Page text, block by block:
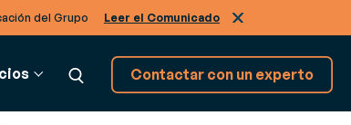
del Grupo Leer el Comunicado
Contactar con un experto